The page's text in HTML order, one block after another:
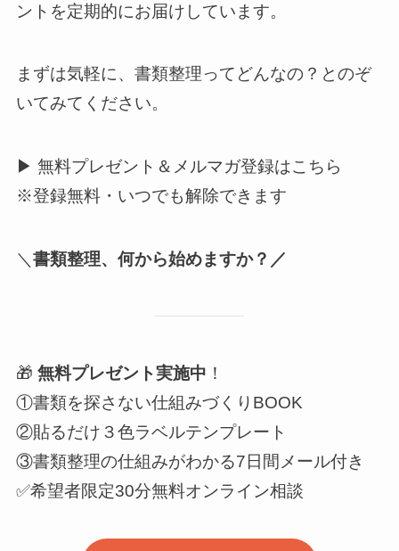
ントを定期的にお届けしています。
まずは気軽に、書類整理ってどんなの？とのぞ
いてみてください。
▶ 無料プレゼント＆メルマガ登録はこちら
※登録無料・いつでも解除できます
＼ 書類整理、何から始めますか？／
🎁 無料プレゼント実施中 ！
①書類を探さない仕組みづくりBOOK
②貼るだけ３色ラベルテンプレート
③書類整理の仕組みがわかる7日間メール付き
✅希望者限定30分無料オンライン相談